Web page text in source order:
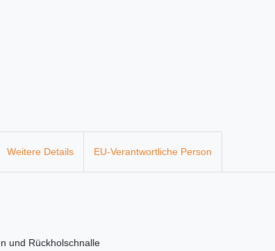
Weitere Details EU-Verantwortliche Person
und Rückholschnalle